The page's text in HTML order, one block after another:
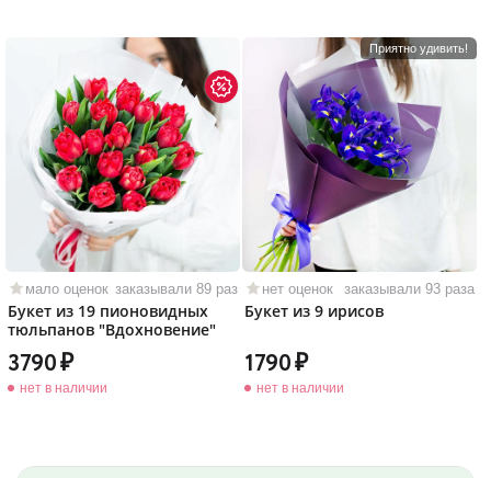
мало оценок заказывали 89 раз
Букет из 19 пионовидных
тюльпанов "Вдохновение"
3790
нет в наличии
Приятно удивить!
нет оценок заказывали 93 раза
Букет из 9 ирисов
1790
нет в наличии